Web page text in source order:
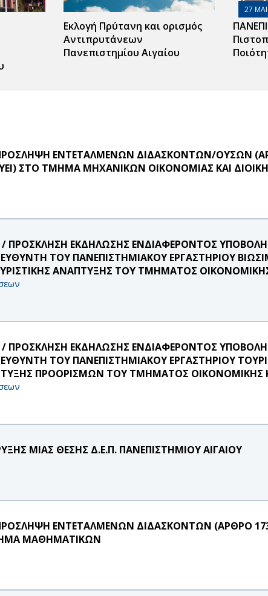
Εκλογή Πρύτανη και ορισμός
Αντιπρυτάνεων
Πανεπιστημίου Αιγαίου
27
ΕΝΤΕΤΑΛΜΕΝΩΝ ΔΙΔΑΣΚΟΝΤΩΝ/ΟΥΣΩΝ
ΣΤΟ ΤΜΗΜΑ ΜΗΧΑΝΙΚΩΝ ΟΙΚΟΝΟΜΙΑΣ ΚΑΙ
ΠΡΟΣΚΛΗΣΗ ΕΚΔΗΛΩΣΗΣ ΕΝΔΙΑΦΕΡΟΝΤΟΣ
ΤΟΥ ΠΑΝΕΠΙΣΤΗΜΙΑΚΟΥ ΕΡΓΑΣΤΗΡΙΟΥ
ΑΝΑΠΤΥΞΗΣ ΤΟΥ ΤΜΗΜΑΤΟΣ ΟΙΚΟΝΟΜΙΚΗΣ
ΠΡΟΣΚΛΗΣΗ ΕΚΔΗΛΩΣΗΣ ΕΝΔΙΑΦΕΡΟΝΤΟΣ
ΤΟΥ ΠΑΝΕΠΙΣΤΗΜΙΑΚΟΥ ΕΡΓΑΣΤΗΡΙΟΥ
ΠΡΟΟΡΙΣΜΩΝ ΤΟΥ ΤΜΗΜΑΤΟΣ ΟΙΚΟΝΟΜΙΚΗΣ
ΜΙΑΣ ΘΕΣΗΣ Δ.Ε.Π. ΠΑΝΕΠΙΣΤΗΜΙΟΥ ΑΙΓΑΙΟΥ
ΕΝΤΕΤΑΛΜΕΝΩΝ ΔΙΔΑΣΚΟΝΤΩΝ (ΑΡΘΡΟ
ΜΑΘΗΜΑΤΙΚΩΝ